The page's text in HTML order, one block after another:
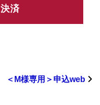
＜M様専用＞申込web